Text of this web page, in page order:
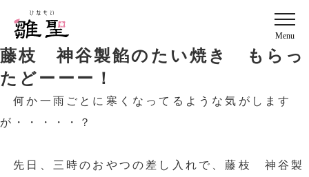
Menu
藤枝 神谷製餡のたい焼き もらっ
たどーーー！
何か一雨ごとに寒くなってるような気がします
が・・・・・？
先日、三時のおやつの差し入れで、藤枝 神谷製